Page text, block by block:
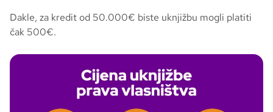
Dakle, za kredit od 50.000€ biste uknjižbu mogli platiti
čak 500€.